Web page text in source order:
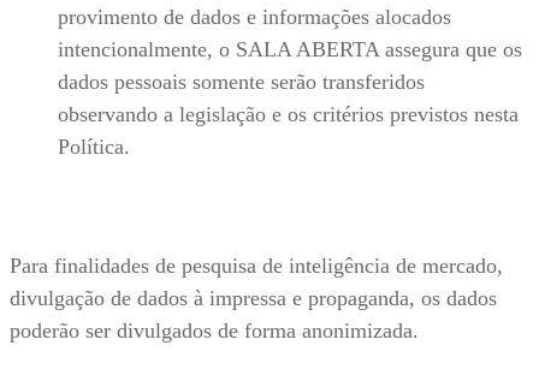
provimento de dados e informações alocados
intencionalmente, o SALA ABERTA assegura que os
dados pessoais somente serão transferidos
observando a legislação e os critérios previstos nesta
Política.
Para finalidades de pesquisa de inteligência de mercado,
divulgação de dados à impressa e propaganda, os dados
poderão ser divulgados de forma anonimizada.